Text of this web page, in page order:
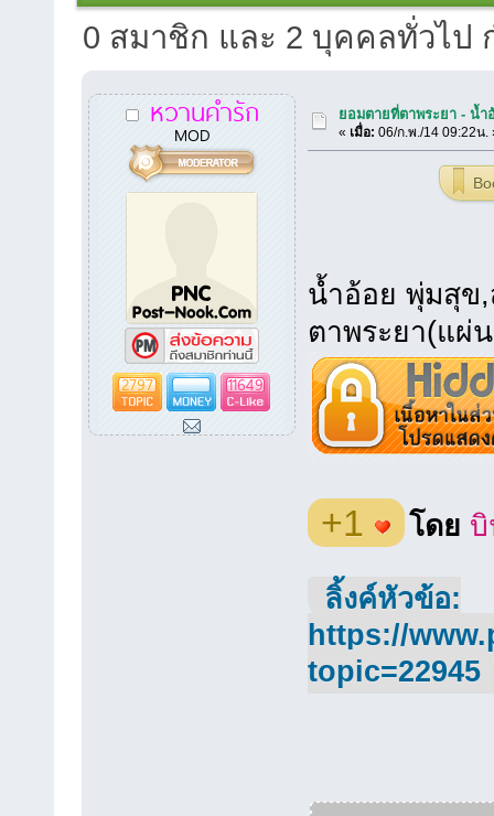
0 สมาชิก และ 2 บุคคลทั่วไป
หวานคำรัก
MOD
2797 11649
ยอมตายที่ตาพระยา - น้
« เมื่อ: 06/ก.พ./14 09:22น.
น้ำอ้อย พุ่มสุข
ตาพระยา(แผ่
+1 โดย
ลิ้งค์หัวข้อ:
https://
topic=22945